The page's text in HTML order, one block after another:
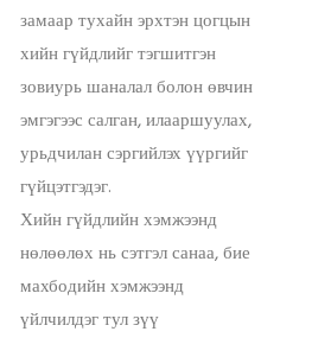
замаар тухайн эрхтэн цогцын
хийн гүйдлийг тэгшитгэн
зовиурь шаналал болон өвчин
эмгэгээс салган, илааршуулах,
урьдчилан сэргийлэх үүргийг
гүйцэтгэдэг.
Хийн гүйдлийн хэмжээнд
нөлөөлөх нь сэтгэл санаа, бие
махбодийн хэмжээнд
үйлчилдэг тул зүү